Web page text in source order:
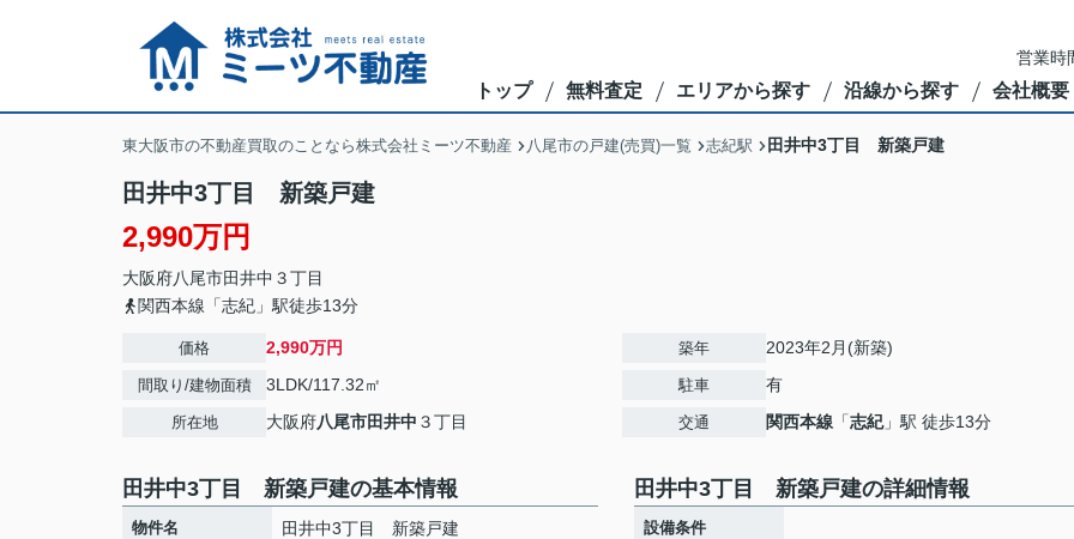
営業
トップ 無料査定 エリアから探す 沿線から探す 会社概要
東大阪市の不動産買取のことなら株式会社ミーツ不動産 八尾市の戸建(売買)一覧 志紀駅 田井中3丁目 新築戸建
田井中3丁目 新築戸建
2,990万円
大阪府八尾市田井中 ３丁目
関西本線「志紀」駅徒歩13分
価格 2,990万円
間取り/建物面積 3LDK/117.32㎡
所在地 大阪府八尾市田井中 ３丁目
築年 2023年2月(新築)
駐車 有
交通 関西本線 「志紀」駅 徒歩13分
田井中3丁目 新築戸建の基本情報
物件名 田井中3丁目 新築戸建
田井中3丁目 新築戸建の詳細情報
設備条件